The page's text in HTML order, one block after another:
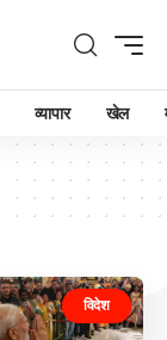
व्यापार खेल
विदेश